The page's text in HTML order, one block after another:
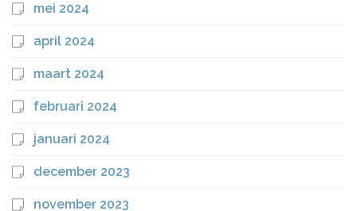
mei 2024
april 2024
maart 2024
februari 2024
januari 2024
december 2023
november 2023